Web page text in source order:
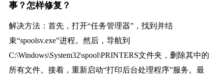
事？怎样修复？
解决方法：首先，打开“任务管理器”，找到并结
束“spoolsv.exe”进程。然后，导航到
C:\Windows\System32\spool\PRINTERS文件夹，删除其中的
所有文件。接着，重新启动“打印后台处理程序”服务。最